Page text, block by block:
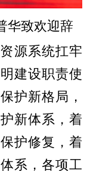
华致欢迎辞
源系统扛牢
建设职责使
护新格局，
新体系，着
护修复，着
系，各项工